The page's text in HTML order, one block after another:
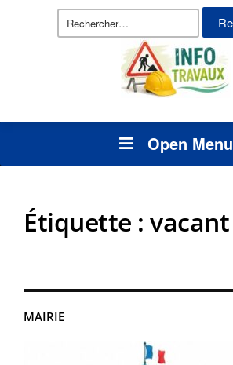
Rechercher :
Open Menu
MAIRIE
Étiquette : vacant